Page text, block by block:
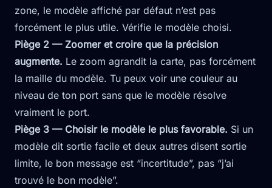
zone, le modèle affiché par défaut n’est pas
forcément le plus utile. Vérifie le modèle choisi.
Piège 2 — Zoomer et croire que la précision
augmente. Le zoom agrandit la carte, pas forcément
la maille du modèle. Tu peux voir une couleur au
niveau de ton port sans que le modèle résolve
vraiment le port.
Piège 3 — Choisir le modèle le plus favorable. Si un
modèle dit sortie facile et deux autres disent sortie
limite, le bon message est “incertitude”, pas “j’ai
trouvé le bon modèle”.